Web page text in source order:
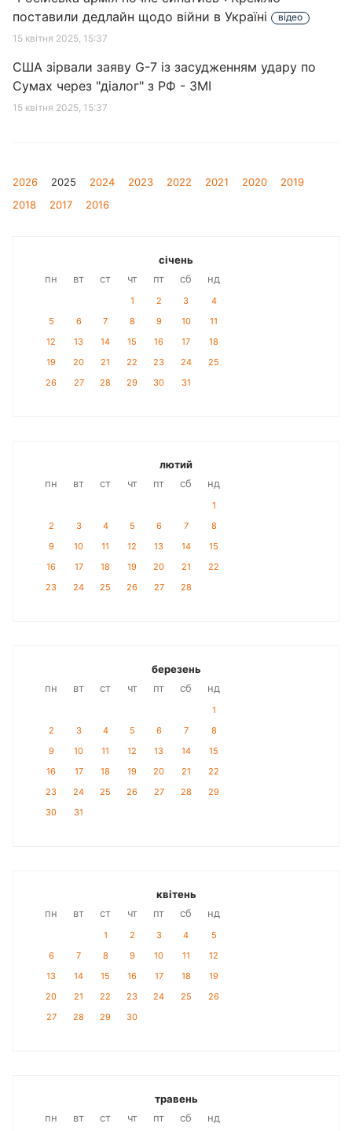
поставили дедлайн щодо війни в Україні
відео
15 квітня 2025, 15:37
США зірвали заяву G-7 із засудженням удару по
Сумах через "діалог" з РФ - ЗМІ
15 квітня 2025, 15:37
2026 2025 2024 2023 2022 2021 2020
2019
2018
2017 2016
січень
пн
вт ст чт пт сб нд
1 2 3
4
5
6 7 8 9 10
11
12
13 14 15 16 17
18
19
20 21 22 23 24
25
26
27 28 29 30 31
лютий
пн
вт ст чт пт сб нд
1
2
3 4 5 6 7
8
9
10 11 12 13 14
15
16
17 18 19 20 21
22
23
24 25 26 27 28
березень
пн
вт ст чт пт сб нд
1
2
3 4 5 6 7
8
9
10 11 12 13 14
15
16
17 18 19 20 21
22
23
24 25 26 27 28
29
30
31
квітень
пн
вт ст чт пт сб нд
1 2 3 4
5
6
7 8 9 10 11
12
13
14 15 16 17 18
19
20
21 22 23 24 25
26
27
28 29 30
травень
пн
вт ст чт пт сб нд